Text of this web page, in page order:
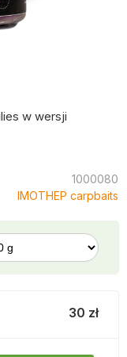
w wersji
1000080
IMOTHEP carpbaits
30 zł